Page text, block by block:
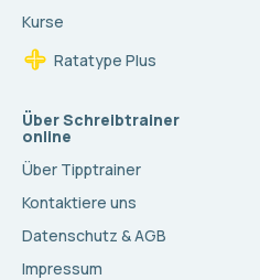
Kurse
Ratatype Plus
Über Schreibtrainer
online
Über Tipptrainer
Kontaktiere uns
Datenschutz & AGB
Impressum